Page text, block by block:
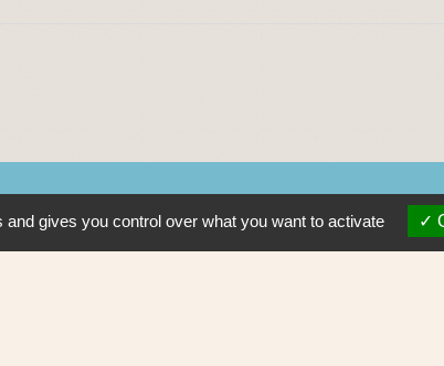
gives you control over what you want to activate